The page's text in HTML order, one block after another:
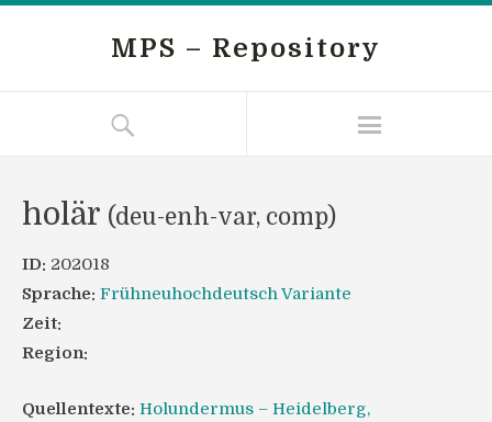
MPS – Repository
holär (deu-enh-var, comp)
ID: 202018
Sprache: Frühneuhochdeutsch Variante
Zeit:
Region:
Quellentexte: Holundermus – Heidelberg,